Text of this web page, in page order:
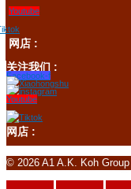
Youtube
网店 :
关注我们 :
Facebook-f
Youtube
网店 :
© 2026 A1 A.K. Koh